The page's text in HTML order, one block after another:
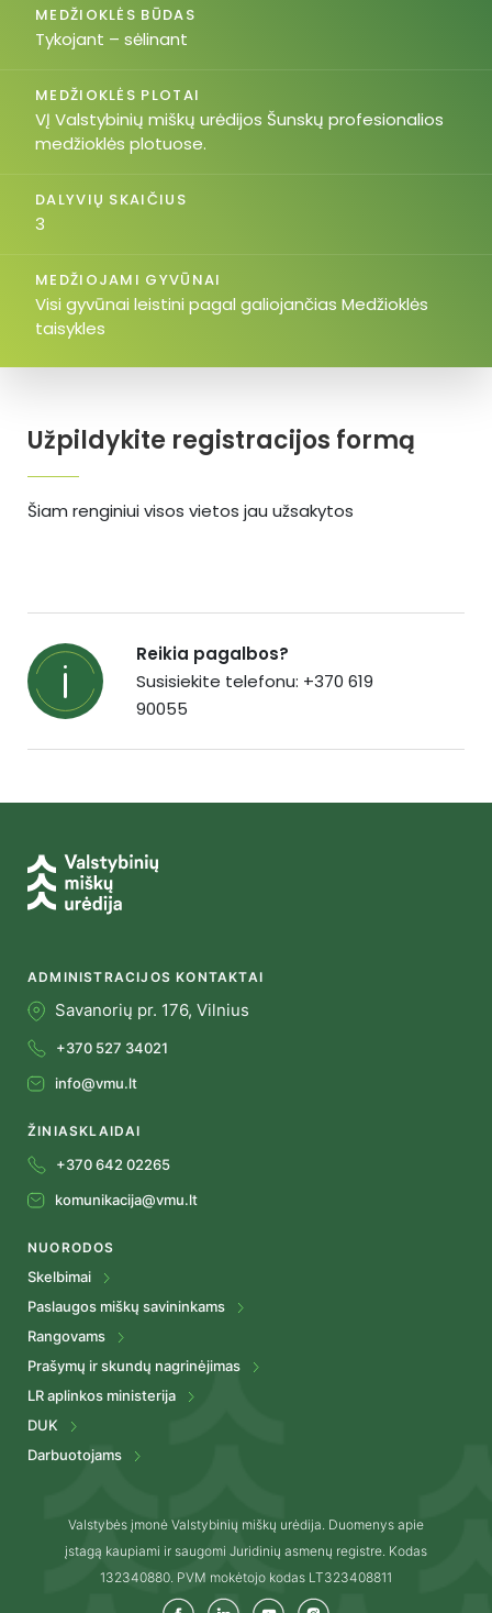
Užpildykite registracijos formą
Šiam renginiui visos vietos jau užsakytos
MEDŽIOKLĖS BŪDAS
Tykojant – sėlinant
MEDŽIOKLĖS PLOTAI
VĮ Valstybinių miškų urėdijos Šunskų profesionalios
medžioklės plotuose.
DALYVIŲ SKAIČIUS
3
MEDŽIOJAMI GYVŪNAI
Visi gyvūnai leistini pagal galiojančias Medžioklės
taisykles
Reikia pagalbos?
Susisiekite telefonu: +370 619
90055
ADMINISTRACIJOS KONTAKTAI
Savanorių pr. 176, Vilnius
+370 527 34021
info@vmu.lt
ŽINIASKLAIDAI
+370 642 02265
komunikacija@vmu.lt
NUORODOS
Skelbimai
Paslaugos miškų savininkams
Rangovams
Prašymų ir skundų nagrinėjimas
LR aplinkos ministerija
DUK
Darbuotojams
Valstybės įmonė Valstybinių miškų urėdija. Duomenys apie
įstagą kaupiami ir saugomi Juridinių asmenų registre. Kodas
132340880. PVM mokėtojo kodas LT323408811